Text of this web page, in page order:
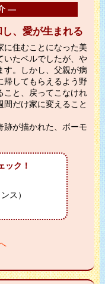
―
、愛が生まれる
に住むことになった美
いたベルでしたが、や
す。しかし、父親が病
帰してもらえるよう野
こと、戻ってこなけれ
だけ家に変えること
跡が描かれた、ボーモ
ック！
ス）